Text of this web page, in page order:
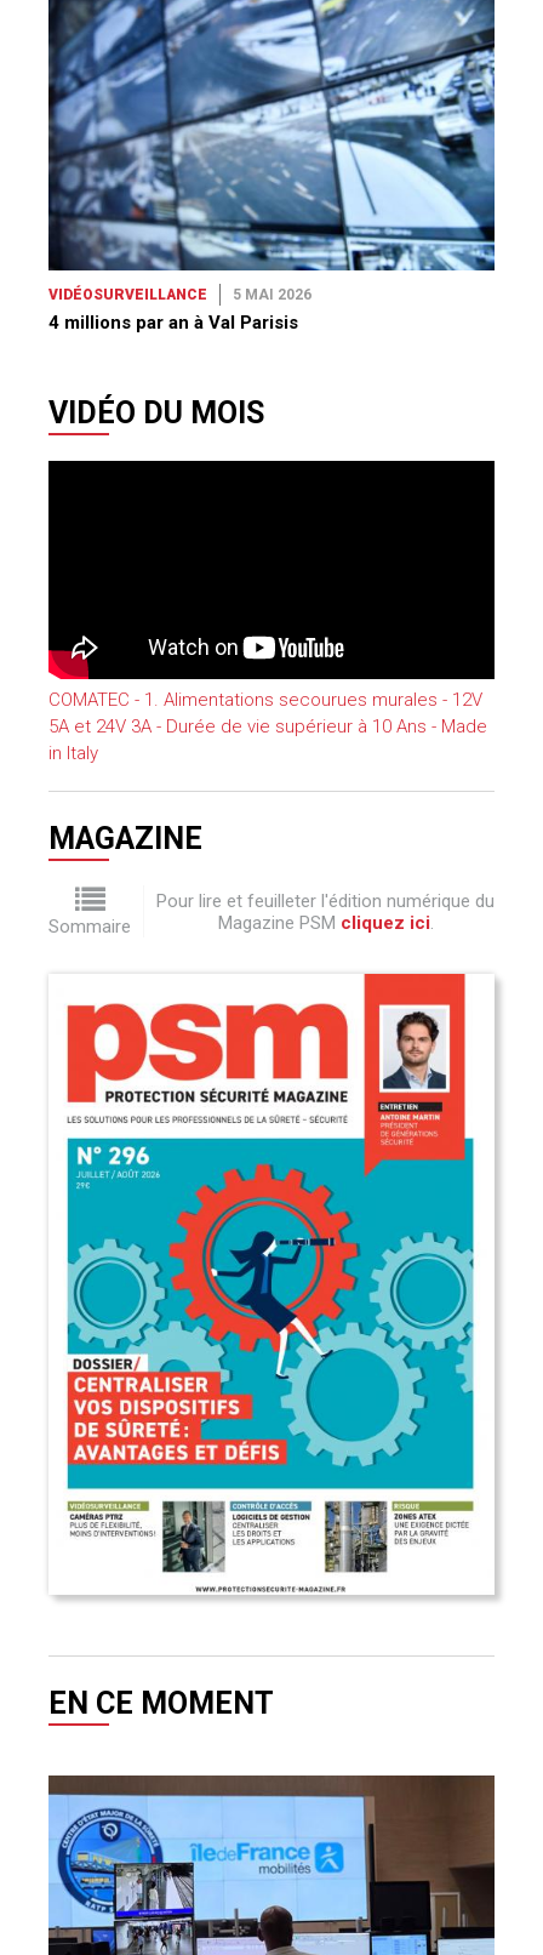
VIDÉOSURVEILLANCE 5 MAI 2026
4 millions par an à Val Parisis
VIDÉO DU MOIS
COMATEC - 1. Alimentations secourues murales - 12V
5A et 24V 3A - Durée de vie supérieur à 10 Ans - Made
in Italy
MAGAZINE
Sommaire
Pour lire et feuilleter l'édition numérique du
Magazine PSM cliquez ici.
EN CE MOMENT